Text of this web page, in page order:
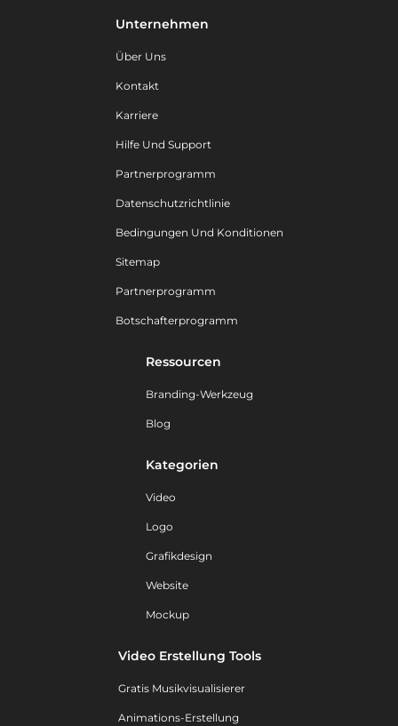
Unternehmen
Über Uns
Kontakt
Karriere
Hilfe Und Support
Partnerprogramm
Datenschutzrichtlinie
Bedingungen Und Konditionen
Sitemap
Partnerprogramm
Botschafterprogramm
Ressourcen
Branding-Werkzeug
Blog
Kategorien
Video
Logo
Grafikdesign
Website
Mockup
Video Erstellung Tools
Gratis Musikvisualisierer
Animations-Erstellung